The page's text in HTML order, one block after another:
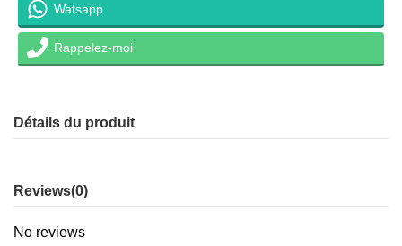
Watsapp
Rappelez-moi
Détails du produit
Reviews(0)
No reviews